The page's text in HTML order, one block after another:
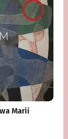
Marii